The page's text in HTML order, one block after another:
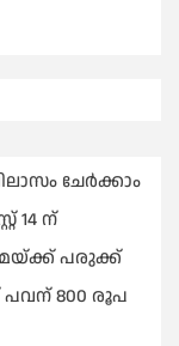
ചേർക്കാം
14 ന്
പരുക്ക്
പവന് 800 രൂപ